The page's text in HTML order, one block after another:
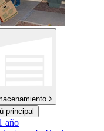
principal
año